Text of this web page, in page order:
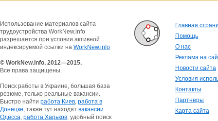
Использование материалов сайта
трудоустройства WorkNew.info
разрешается при условии активной
индексируемой ссылки на WorkNew.info
© WorkNew.info, 2012—2015.
Все права защищены.
Поиск работы в Украине, большая база
резюме, только реальные вакансии.
Быстро найти работа Киев, работа в
Донецке, также тут находят вакансии
Одесса, работа Харьков, удобный поиск
Главная
Помощь
О нас
Реклама на
Новости сайта
Условия
Контакты
Партнеры
Карта сайта